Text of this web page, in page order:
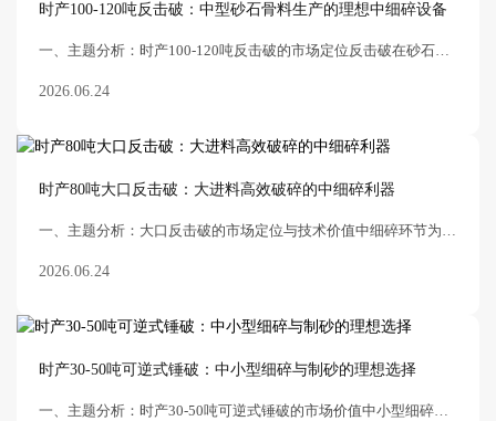
时产100-120吨反击破：中型砂石骨料生产的理想中细碎设备
一、主题分析：时产100-120吨反击破的市场定位反击破在砂石骨料生产中的核心地位在砂石骨料生产线的中细碎环节，反击式破碎机凭借其独特的冲击破碎原理和优异的成品粒型，一直是
2026.06.24
时产80吨大口反击破：大进料高效破碎的中细碎利器
一、主题分析：大口反击破的市场定位与技术价值中细碎环节为何需要“大口”反击破？在砂石骨料生产线的中细碎环节，反击式破碎机凭借其优异的成品粒型，一直是市场上的主力设备。然
2026.06.24
时产30-50吨可逆式锤破：中小型细碎与制砂的理想选择
一、主题分析：时产30-50吨可逆式锤破的市场价值中小型细碎制砂为何需要可逆式锤破？在矿山、建材、化工等行业中，细碎和制砂环节对设备的出料粒度、粒形及运行稳定性要求极高。